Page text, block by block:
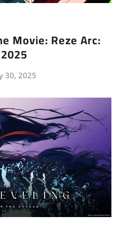
Movie: Reze Arc:
30, 2025